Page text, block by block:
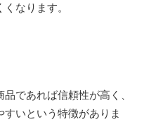
なります。
であれば信頼性が高く、
すいという特徴がありま